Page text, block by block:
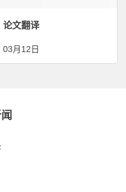
论文翻译
03月12日